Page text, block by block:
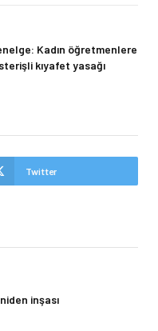
Kadın öğretmenlere
kıyafet yasağı
Twitter
inşası